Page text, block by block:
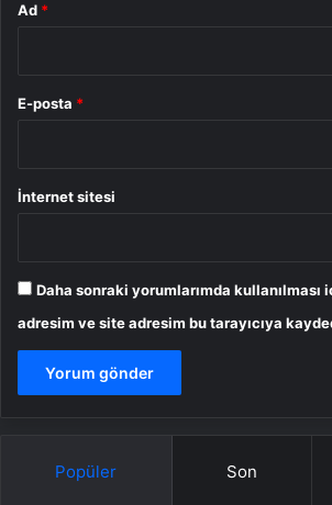
Ad *
E-posta *
İnternet sitesi
Daha sonraki yorumlarımda kullanılması
adresim ve site adresim bu tarayıcıya
Popüler Son